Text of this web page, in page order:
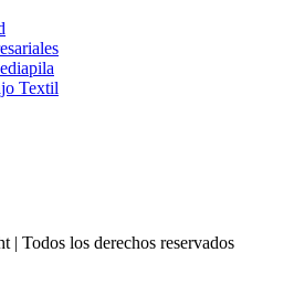
Textil
Todos los derechos reservados